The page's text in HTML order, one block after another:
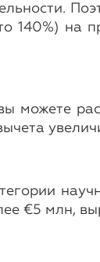
на
€5 млн,